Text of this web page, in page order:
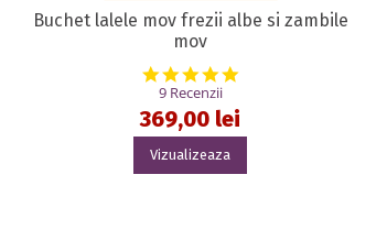
Buchet lalele mov frezii albe si zambile
mov
4.9 star rating
9 Recenzii
369,00 lei
Vizualizeaza